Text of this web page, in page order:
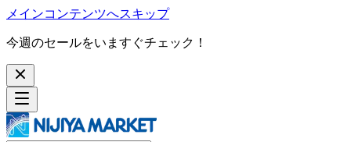
メインコンテンツへスキップ
今週のセールをいますぐチェック！